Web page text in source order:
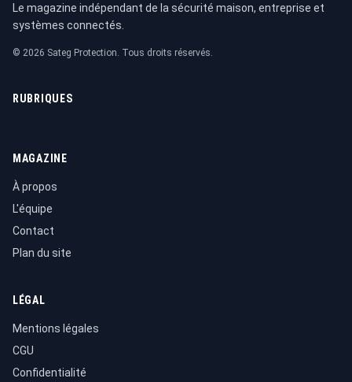
Le magazine indépendant de la sécurité maison, entreprise et
systèmes connectés.
© 2026 Sateg Protection. Tous droits réservés.
RUBRIQUES
MAGAZINE
À propos
L'équipe
Contact
Plan du site
LÉGAL
Mentions légales
CGU
Confidentialité